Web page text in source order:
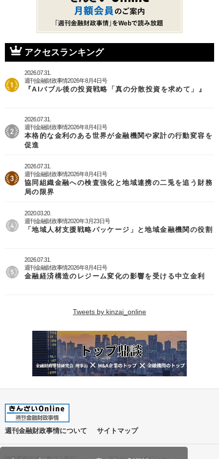
アクセスランキング
2026.07.31.
週刊金融財政事情2026年8月4日号
『AIバブル後の投資戦略「真の分散投資を求めて」』
2026.07.31.
週刊金融財政事情2026年8月4日号
本格的な金利のある世界が金融機関や家計の行動変容を
促進
2026.07.31.
週刊金融財政事情2026年8月4日号
協同組織金融への検査強化と地域連携の二兎を追う財務
局の限界
2020.03.20.
週刊金融財政事情2020年3月23日号
「地域人材支援戦略パッケージ」と地域金融機関の役割
2026.07.31.
週刊金融財政事情2026年8月4日号
金融経済構造のレジーム変化の影響を受ける中立金利
Tweets by kinzai_online
週刊金融財政事情について サイトマップ